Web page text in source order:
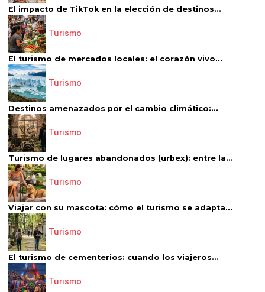
El impacto de TikTok en la elección de destinos...
Turismo
El turismo de mercados locales: el corazón vivo...
Turismo
Destinos amenazados por el cambio climático:...
Turismo
Turismo de lugares abandonados (urbex): entre la...
Turismo
Viajar con su mascota: cómo el turismo se adapta...
Turismo
El turismo de cementerios: cuando los viajeros...
Turismo